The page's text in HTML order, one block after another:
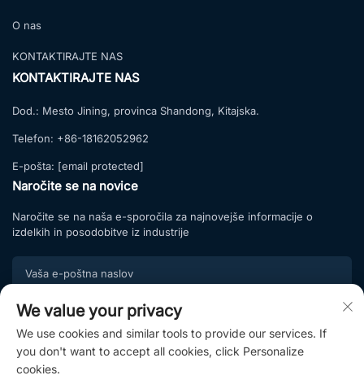
O nas
KONTAKTIRAJTE NAS
KONTAKTIRAJTE NAS
Dod.: Mesto Jining, provinca Shandong, Kitajska.
Telefon: +86-18162052962
E-pošta: [email protected]
Naročite se na novice
Naročite se na naša e-sporočila za najnovejše informacije o
izdelkih in posodobitve iz industrije
Naročite se
Pridružite se našemu naročniškemu seznamu in uživajte
ekskluzivne ponudbe ter strokovne nasvete.
We value your privacy
We use cookies and similar tools to provide our services. If
you don't want to accept all cookies, click Personalize
cookies.